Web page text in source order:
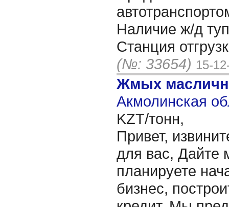
Наличие ж/д
Станция
(№: 33654) 15-
Жмых
Акмолинская
KZT/тонн,
Привет,
для вас, Дайте
планируете
бизнес,